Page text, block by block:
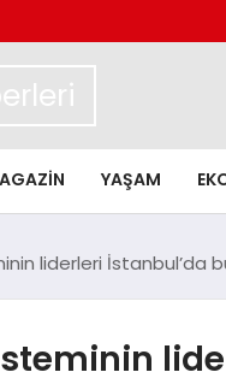
YAŞAM
liderleri İstanbul’da